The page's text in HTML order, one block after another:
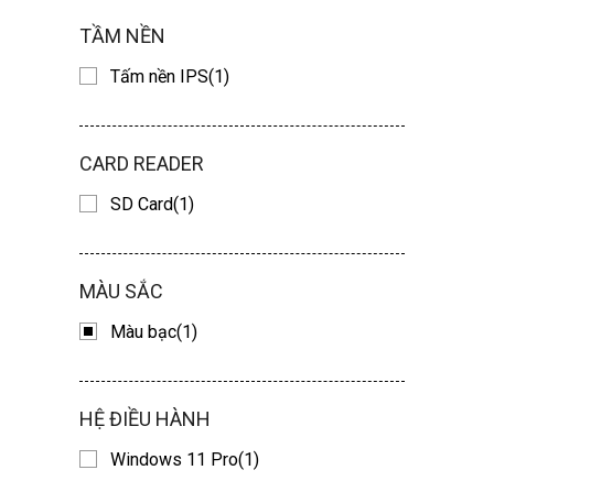
TẦM NỀN
Tấm nền IPS(1)
CARD READER
SD Card(1)
MÀU SẮC
Màu bạc(1)
HỆ ĐIỀU HÀNH
Windows 11 Pro(1)